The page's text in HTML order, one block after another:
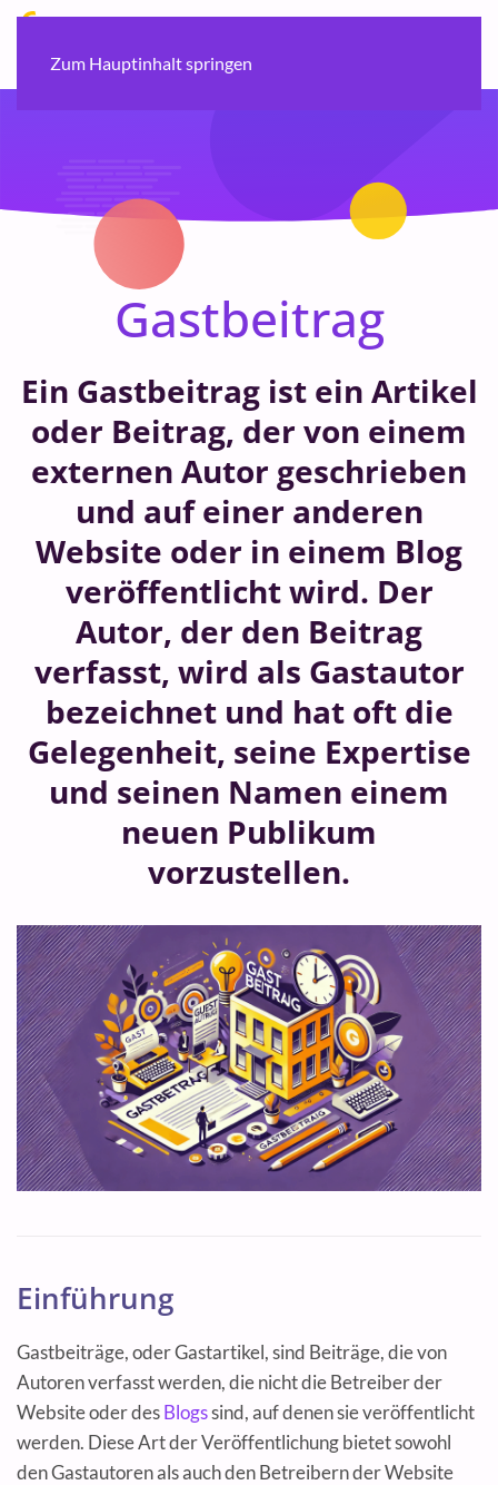
Zum Hauptinhalt springen
Gastbeitrag
Ein Gastbeitrag ist ein Artikel
oder Beitrag, der von einem
externen Autor geschrieben
und auf einer anderen
Website oder in einem Blog
veröffentlicht wird. Der
Autor, der den Beitrag
verfasst, wird als Gastautor
bezeichnet und hat oft die
Gelegenheit, seine Expertise
und seinen Namen einem
neuen Publikum
vorzustellen.
Einführung
Gastbeiträge, oder Gastartikel, sind Beiträge, die von
Autoren verfasst werden, die nicht die Betreiber der
Website oder desBlogssind, auf denen sie veröffentlicht
werden. Diese Art der Veröffentlichung bietet sowohl
den Gastautoren als auch den Betreibern der Website